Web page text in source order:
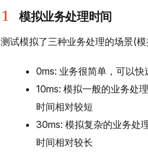
模拟业务处理时间
测试模拟了三种业务处理的场景(
0ms: 业务很简单，可以
10ms: 模拟一般的业务处
时间相对较短
30ms: 模拟复杂的业务处
时间相对较长